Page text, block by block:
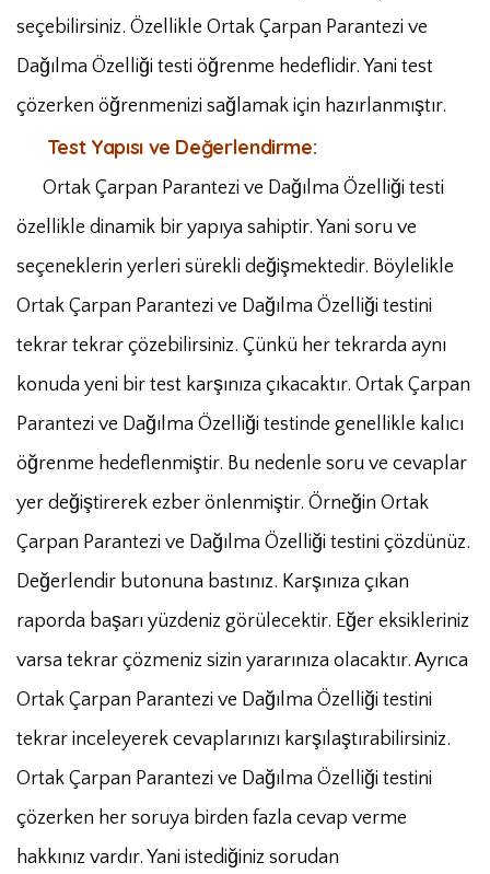
seçebilirsiniz. Özellikle Ortak Çarpan Parantezi ve
Dağılma Özelliği testi öğrenme hedeflidir. Yani test
çözerken öğrenmenizi sağlamak için hazırlanmıştır.
Test Yapısı ve Değerlendirme:
Ortak Çarpan Parantezi ve Dağılma Özelliği testi
özellikle dinamik bir yapıya sahiptir. Yani soru ve
seçeneklerin yerleri sürekli değişmektedir. Böylelikle
Ortak Çarpan Parantezi ve Dağılma Özelliği testini
tekrar tekrar çözebilirsiniz. Çünkü her tekrarda aynı
konuda yeni bir test karşınıza çıkacaktır. Ortak Çarpan
Parantezi ve Dağılma Özelliği testinde genellikle kalıcı
öğrenme hedeflenmiştir. Bu nedenle soru ve cevaplar
yer değiştirerek ezber önlenmiştir. Örneğin Ortak
Çarpan Parantezi ve Dağılma Özelliği testini çözdünüz.
Değerlendir butonuna bastınız. Karşınıza çıkan
raporda başarı yüzdeniz görülecektir. Eğer eksikleriniz
varsa tekrar çözmeniz sizin yararınıza olacaktır. Ayrıca
Ortak Çarpan Parantezi ve Dağılma Özelliği testini
tekrar inceleyerek cevaplarınızı karşılaştırabilirsiniz.
Ortak Çarpan Parantezi ve Dağılma Özelliği testini
çözerken her soruya birden fazla cevap verme
hakkınız vardır. Yani istediğiniz sorudan